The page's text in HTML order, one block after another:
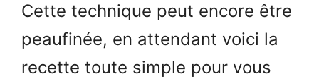
Cette technique peut encore être
peaufinée, en attendant voici la
recette toute simple pour vous